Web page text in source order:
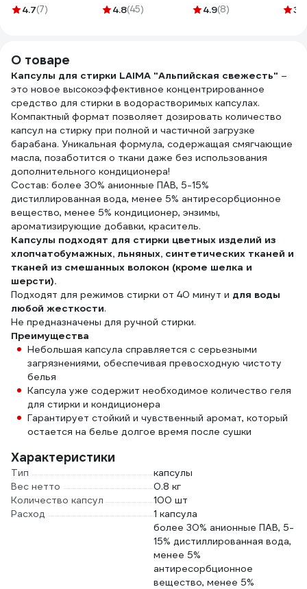
ароматом алоэ
4.7(7)
912410
4.8(45)
4.9(8) 3.5
О товаре
Капсулы для стирки LAIMA "Альпийская свежесть" –
это новое высокоэффективное концентрированное
средство для стирки в водорастворимых капсулах.
Компактный формат позволяет дозировать количество
капсул на стирку при полной и частичной загрузке
барабана. Уникальная формула, содержащая смягчающие
масла, позаботится о ткани даже без использования
дополнительного кондиционера!
Состав: более 30% анионные ПАВ, 5-15%
дистиллированная вода, менее 5% антиресорбционное
вещество, менее 5% кондиционер, энзимы,
ароматизирующие добавки, краситель.
Капсулы подходят для стирки цветных изделий из
хлопчатобумажных, льняных, синтетических тканей и
тканей из смешанных волокон (кроме шелка и
шерсти).
Подходят для режимов стирки от 40 минут и для воды
любой жесткости.
Не предназначены для ручной стирки.
Преимущества
Небольшая капсула справляется с серьезными
загрязнениями, обеспечивая превосходную чистоту
белья
Капсула уже содержит необходимое количество геля
для стирки и кондиционера
Гарантирует стойкий и чувственный аромат, который
остается на белье долгое время после сушки
Характеристики
Тип
капсулы
Вес нетто
0.8 кг
Количество капсул
100 шт
Расход
1 капсула
более 30% анионные ПАВ, 5-
15% дистиллированная вода,
менее 5%
антиресорбционное
вещество, менее 5%